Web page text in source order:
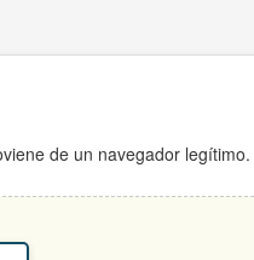
de un navegador legítimo.